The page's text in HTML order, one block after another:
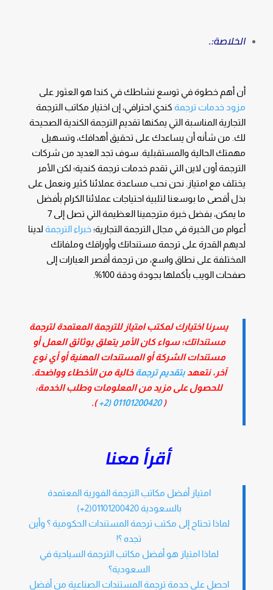
الخلاصة:.
أن أهم خطوة في توسع نشاطك في كندا هو العثور على
مزود خدمات ترجمةكندي احترافي، إن اختيار مكاتب الترجمة
التجارية المناسبة التي يمكنها تقديم الترجمة الكندية الصحيحة
لك. من شأنه أن يساعدك على تحقيق أهدافك، وتسهيل
مهمتك الحالية والمستقبلية. سوف تجد العديد من شركات
الترجمة أون لاين التي تقدم خدمات ترجمة كندية؛ لكن الأمر
يختلف مع امتياز. نحن نحب مساعدة عملائنا كثير ونعمل على
بذل أقصى ما بوسعنا لتلبية احتياجات عملائنا الكرام بأفضل
ما يمكن، بفضل خبرة مترجمينا العظيمة التي تصل إلى 7
أعوام من الخبرة في مجال الترجمة التجارية؛خبراء الترجمةلدينا
لديهم القدرة على ترجمة مستنداتك وأوراقك وملفاتك
المختلفة على نطاق واسع، من ترجمة أقصر العبارات إلى
صفحات الويب بأكملها بجودة ودقة 100%.
يسرنا اختيارك لمكتب امتياز للترجمة المعتمدة لترجمة
مستنداتك؛ سواء كان الأمر يتعلق بوثائق العمل أو
مستندات الشركة أو المستندات المهنية أو أي نوع
آخر، نتعهدبتقديم ترجمةخالية من الأخطاء وواضحة.
للحصول على مزيد من المعلومات وطلب الخدمة:
(
01101200420 (2+
).
أقرأ معنا
امتياز أفضل مكاتب الترجمة الفورية المعتمدة
بالسعودية 01101200420(2+)
لماذا تحتاج إلى مكتب ترجمة المستندات الحكومية ؟ وأين
تجده ؟!
لماذا امتياز هو أفضل مكاتب الترجمة السياحية في
السعودية؟
احصل على خدمة ترجمة المستندات الصناعية من أفضل